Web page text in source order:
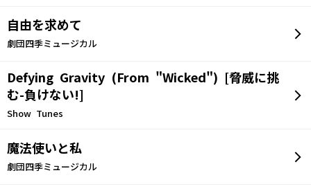
自由を求めて
劇団四季ミュージカル
Defying Gravity (From "Wicked") [脅威に挑
む-負けない!]
Show Tunes
魔法使いと私
劇団四季ミュージカル